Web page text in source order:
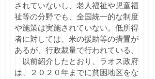
されていないし、老人福祉や児童福
祉等の分野でも、全国統一的な制度
や施策は実施されていない。低所得
者に対しては、米の援助等の措置が
あるが、行政裁量で行われている。
以前紹介したとおり、ラオス政府
は、２０２０年までに貧困地区をな